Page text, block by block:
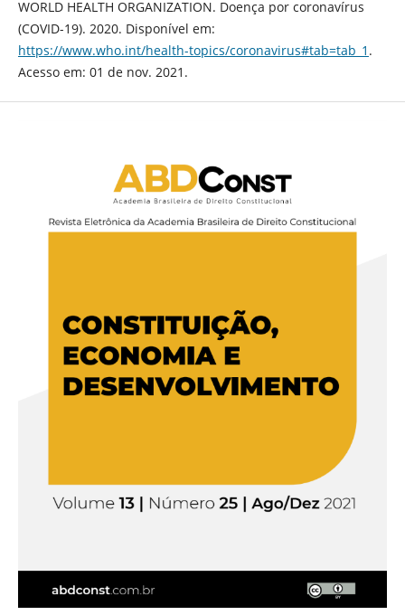
WORLD HEALTH ORGANIZATION. Doença por coronavírus
(COVID-19). 2020. Disponível em:
https://www.who.int/health-topics/coronavirus#tab=tab_1 .
Acesso em: 01 de nov. 2021.